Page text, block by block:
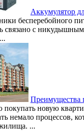
Аккумулятор
бесперебойного
связано с
Преимущества
покупать новую
немало процессов,
...